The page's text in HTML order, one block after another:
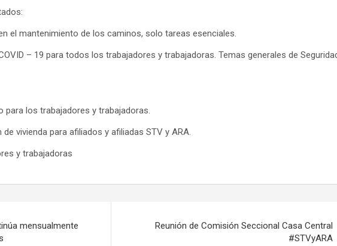
el mantenimiento de los caminos, solo tareas esenciales.
– 19 para todos los trabajadores y trabajadoras. Temas generales de
para los trabajadores y trabajadoras.
vivienda para afiliados y afiliadas STV y ARA.
y trabajadoras
mensualmente
Reunión de Comisión Seccional Casa Central
#STVyARA